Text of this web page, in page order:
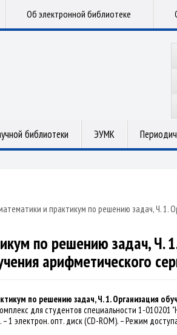
Об электронной библиотеке
библиотеки ЭУМК
и практикум по решению задач, Ч. 1.
по решению задач, Ч.
арифметического
по решению задач, Ч. 1. Организация
для студентов специальности 1-010201
1 электрон. опт. диск (CD-ROM). – Режим